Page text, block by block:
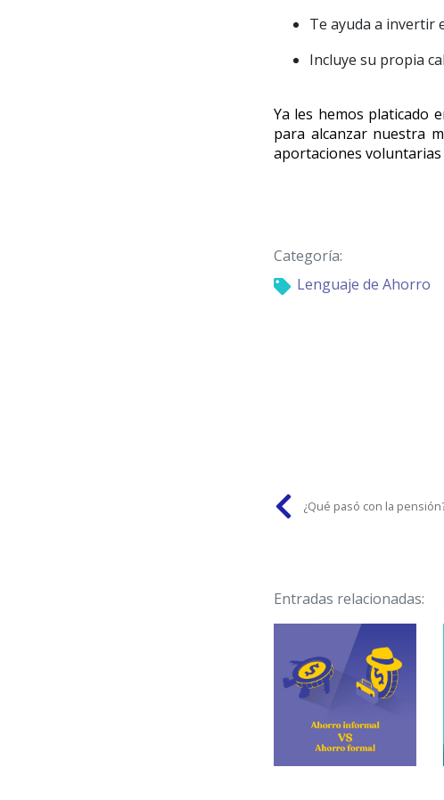
Te ayuda a invertir
Incluye su propia
Ya les hemos platicado
para alcanzar nuestra
aportaciones
Categoría:
Lenguaje de Ahorro
¿Qué pasó con la
Entradas relacionadas: